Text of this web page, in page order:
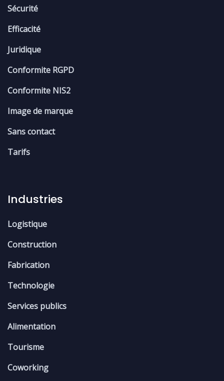
Sécurité
Efficacité
Juridique
Conformite RGPD
Conformite NIS2
Image de marque
Sans contact
Tarifs
Industries
Logistique
Construction
Fabrication
Technologie
Services publics
Alimentation
Tourisme
Coworking